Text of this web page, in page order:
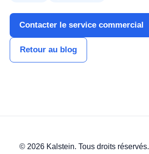
Contacter le service commercial
Retour au blog
© 2026 Kalstein. Tous droits réservés.